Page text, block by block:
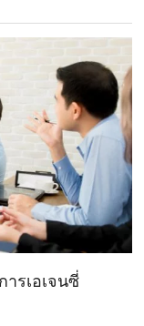
รเอเจนซี่